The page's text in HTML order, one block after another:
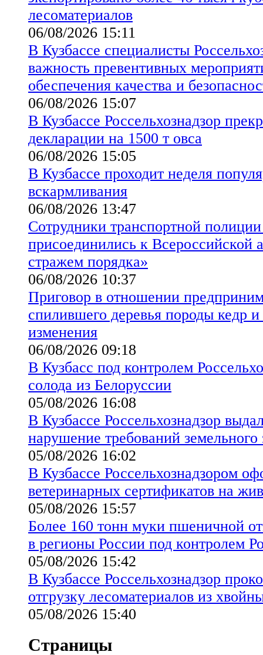
лесоматериалов
06/08/2026 15:11
В Кузбассе специалисты
важность превентивных
обеспечения качества и
06/08/2026 15:07
В Кузбассе Россельхознадзор
декларации на 1500 т овса
06/08/2026 15:05
В Кузбассе проходит неделя
вскармливания
06/08/2026 13:47
Сотрудники транспортной полиции
присоединились к Всероссийской
стражем порядка»
06/08/2026 10:37
Приговор в отношении
спилившего деревья породы кедр и
изменения
06/08/2026 09:18
В Кузбасс под контролем
солода из Белоруссии
05/08/2026 16:08
В Кузбассе Россельхознадзор
нарушение требований земельного
05/08/2026 16:02
В Кузбассе Россельхознадзором
ветеринарных сертификатов на
05/08/2026 15:57
Более 160 тонн муки пшеничной
в регионы России под контролем
05/08/2026 15:42
В Кузбассе Россельхознадзор
отгрузку лесоматериалов из
05/08/2026 15:40
Страницы